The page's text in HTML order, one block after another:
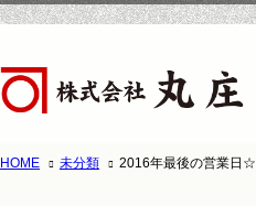
HOME 未分類 2016年最後の営業日☆